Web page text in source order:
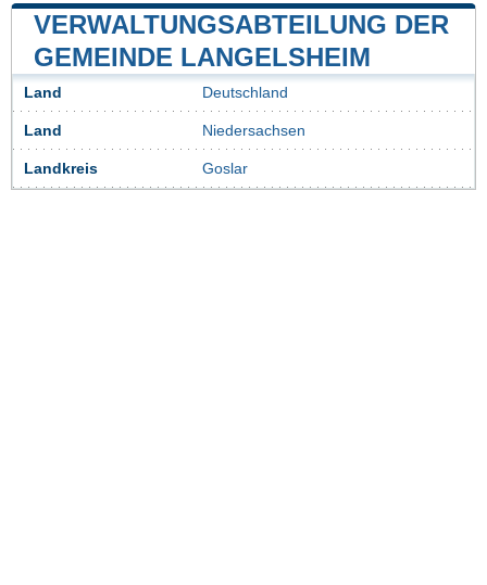
VERWALTUNGSABTEILUNG DER
GEMEINDE LANGELSHEIM
Land Deutschland
Land Niedersachsen
Landkreis Goslar